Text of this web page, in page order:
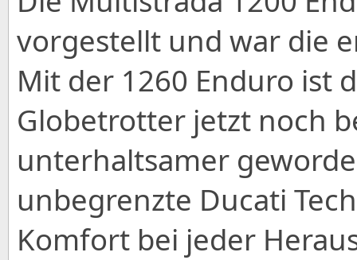
vorgestellt und war die
Mit der 1260 Enduro ist
Globetrotter jetzt noch
unterhaltsamer
unbegrenzte Ducati
Komfort bei jeder